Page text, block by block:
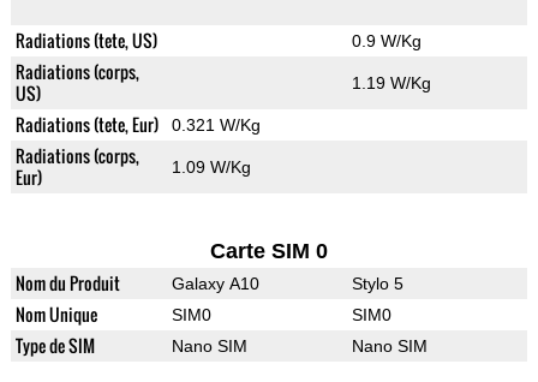
Radiations (tete, US) 0.9 W/Kg
Radiations (corps,
US)
1.19 W/Kg
Radiations (tete, Eur) 0.321 W/Kg
Radiations (corps,
Eur)
1.09 W/Kg
Carte SIM 0
Nom du Produit Galaxy A10 Stylo 5
Nom Unique SIM0 SIM0
Type de SIM Nano SIM Nano SIM